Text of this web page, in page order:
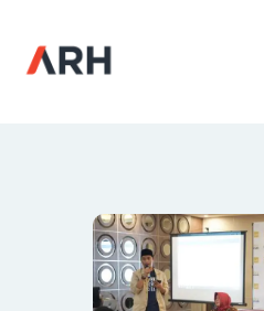
MUH. ARIEF
RILIS MEDIA
BUKU
PIDATO